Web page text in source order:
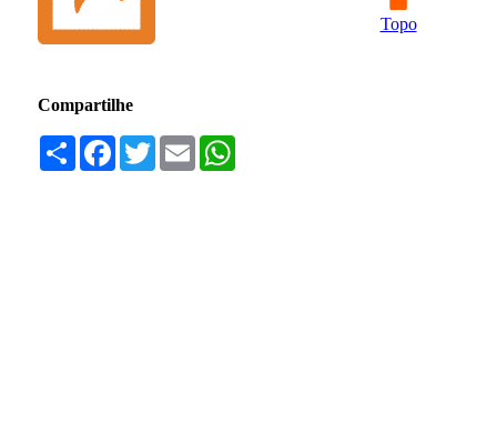
Topo
Compartilhe
Compartilhar
Facebook
TwitterEmail